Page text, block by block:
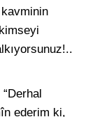
ederim ki,